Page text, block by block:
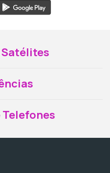
Satélites
Telefones